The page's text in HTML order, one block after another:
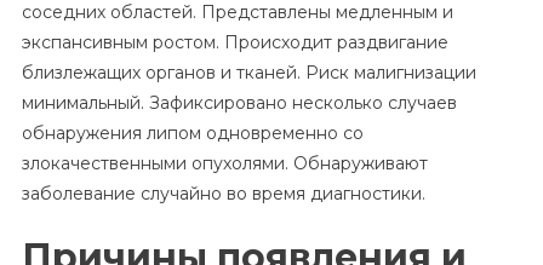
соседних областей. Представлены медленным и
экспансивным ростом. Происходит раздвигание
близлежащих органов и тканей. Риск малигнизации
минимальный. Зафиксировано несколько случаев
обнаружения липом одновременно со
злокачественными опухолями. Обнаруживают
заболевание случайно во время диагностики.